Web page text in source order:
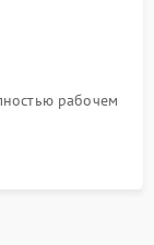
рабочем